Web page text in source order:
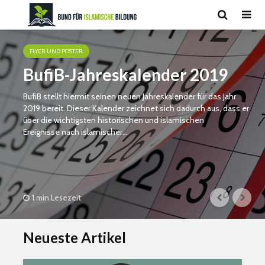
FLYER UND POSTER
BufiB-Jahreskalender 2019
BufiB stellt hiermit seinen neuen Jahreskalender für das Jahr
2019 bereit. Dieser Kalender zeichnet sich dadurch aus, dass er
über die wichtigsten historischen und islamischen
Ereignisse nach islamischer...
1 min Lesezeit
Neueste Artikel